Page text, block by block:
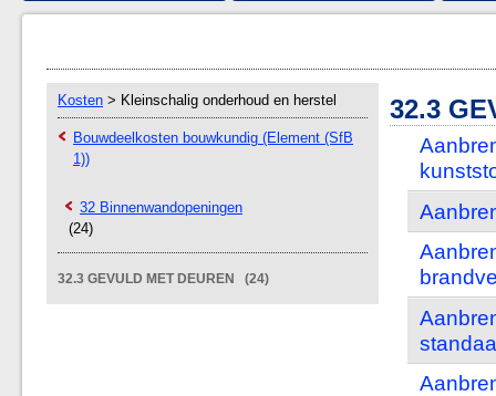
Kosten > Kleinschalig onderhoud en herstel
Bouwdeelkosten bouwkundig (Element (SfB
1))
32 Binnenwandopeningen
(24)
32.3 GEVULD MET DEUREN (24)
32.3